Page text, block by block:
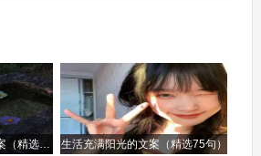
而略带寒意.
一边致郁一边自愈的文案（精选96句） 生活充满阳光的文案（精选75句）